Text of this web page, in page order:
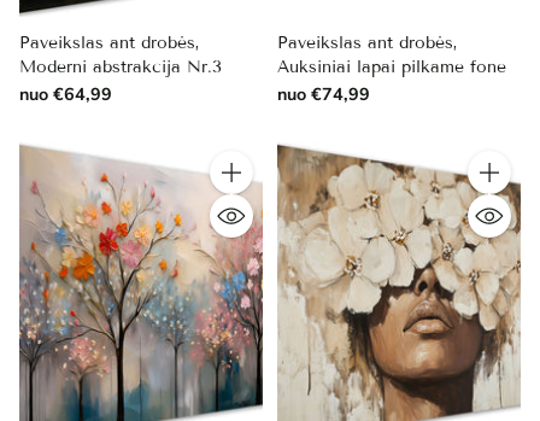
Paveikslas ant drobės,
Moderni abstrakcija Nr.3
nuo €64,99
Paveikslas ant drobės,
Auksiniai lapai pilkame fone
nuo €74,99
Kiekis Kiekis